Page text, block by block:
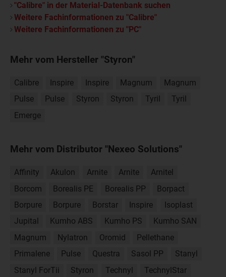
"Calibre" in der Material-Datenbank suchen
Weitere Fachinformationen zu "Calibre"
Weitere Fachinformationen zu "PC"
Mehr vom Hersteller "Styron"
Calibre Inspire Inspire Magnum
Magnum
Pulse
Pulse Styron Styron Tyril
Tyril
Emerge
Mehr vom Distributor "Nexeo Solutions"
Affinity Akulon Arnite Arnite
Arnitel
Borcom
Borealis PE Borealis PP
Borpact
Borpure
Borpure Borstar Inspire
Isoplast
Jupital
Kumho ABS Kumho PS
Kumho SAN
Magnum
Nylatron Oromid
Pellethane
Primalene
Pulse Questra Sasol PP
Stanyl
Stanyl ForTii
Styron Technyl
TechnylStar